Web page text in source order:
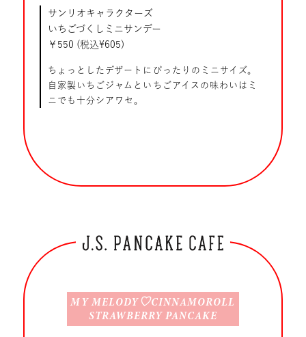
サンリオキャラクターズ
いちごづくしミニサンデー
￥550 (税込¥605)
ちょっとしたデザートにぴったりのミニサイズ。
自家製いちごジャムといちごアイスの味わいはミ
ニでも十分シアワセ。
MY MELODY♡CINNAMOROLL
STRAWBERRY PANCAKE